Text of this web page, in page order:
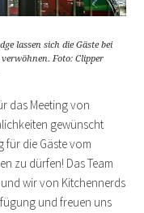
lassen sich die Gäste bei
Foto: Clipper
das Meeting von
gewünscht
für die Gäste vom
zu dürfen! Das Team
wir von Kitchennerds
und freuen uns